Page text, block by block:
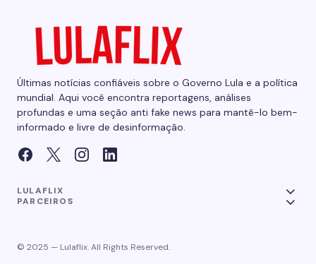
Últimas notícias confiáveis sobre o Governo Lula e a política
mundial. Aqui você encontra reportagens, análises
profundas e uma seção anti fake news para mantê-lo bem-
informado e livre de desinformação.
LULAFLIX
PARCEIROS
© 2025 — Lulaflix. All Rights Reserved.